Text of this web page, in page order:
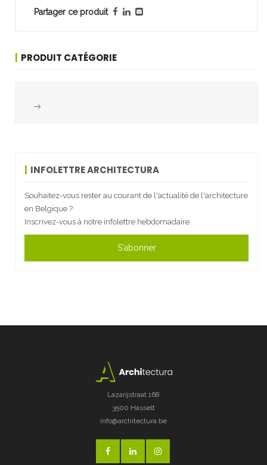
Partager ce produit
PRODUIT CATÉGORIE
INFOLETTRE ARCHITECTURA
Souhaitez-vous rester au courant de l'actualité de l'architecture
en Belgique ?
Inscrivez-vous à notre infolettre hebdomadaire.
S'abonner
Lazarijstraat 168
3500 Hasselt
info@architectura.be